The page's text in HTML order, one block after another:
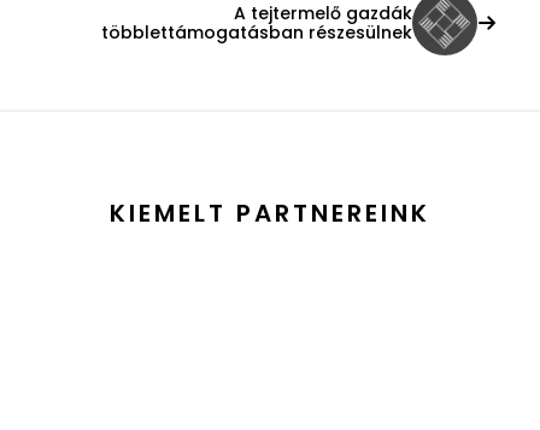
A tejtermelő gazdák
többlettámogatásban részesülnek
KIEMELT PARTNEREINK